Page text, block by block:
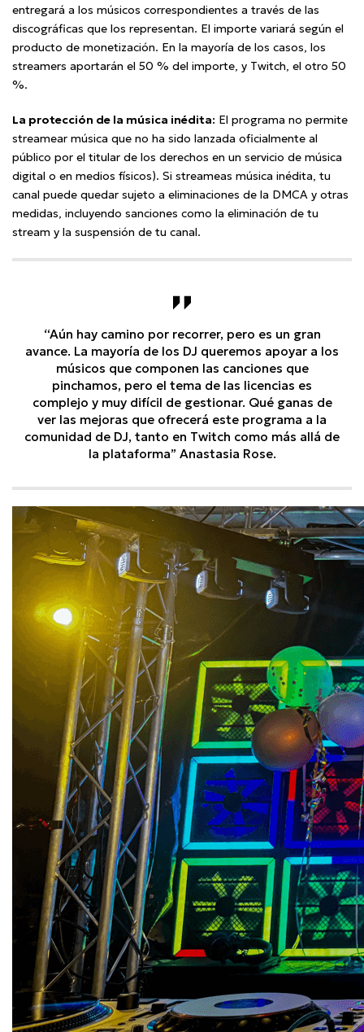
entregará a los músicos correspondientes a través de las
discográficas que los representan. El importe variará según el
producto de monetización. En la mayoría de los casos, los
streamers aportarán el 50 % del importe, y Twitch, el otro 50
%.
La protección de la música inédita: El programa no permite
streamear música que no ha sido lanzada oficialmente al
público por el titular de los derechos en un servicio de música
digital o en medios físicos). Si streameas música inédita, tu
canal puede quedar sujeto a eliminaciones de la DMCA y otras
medidas, incluyendo sanciones como la eliminación de tu
stream y la suspensión de tu canal.
“Aún hay camino por recorrer, pero es un gran
avance. La mayoría de los DJ queremos apoyar a los
músicos que componen las canciones que
pinchamos, pero el tema de las licencias es
complejo y muy difícil de gestionar. Qué ganas de
ver las mejoras que ofrecerá este programa a la
comunidad de DJ, tanto en Twitch como más allá de
la plataforma” Anastasia Rose.